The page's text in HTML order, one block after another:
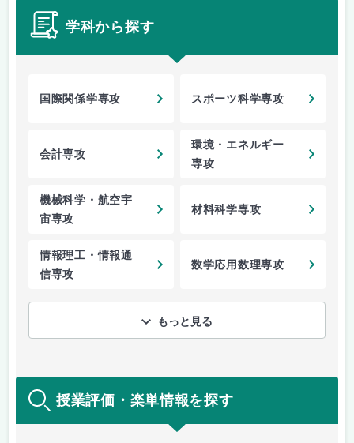
学科から探す
国際関係学専攻 スポーツ科学専攻
会計専攻
環境・エネルギー
専攻
機械科学・航空宇
宙専攻
材料科学専攻
情報理工・情報通
信専攻
数学応用数理専攻
もっと見る
授業評価・楽単情報を探す